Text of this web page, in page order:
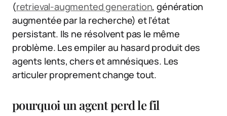
(retrieval-augmented generation, génération
augmentée par la recherche) et l’état
persistant. Ils ne résolvent pas le même
problème. Les empiler au hasard produit des
agents lents, chers et amnésiques. Les
articuler proprement change tout.
pourquoi un agent perd le fil